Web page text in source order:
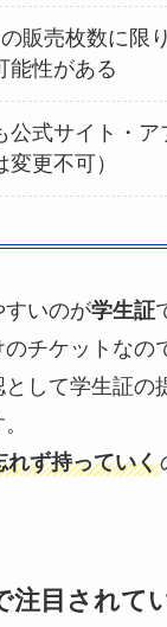
販売枚数に限
能性がある
公式サイト・ア
変更不可）
すいのが学生証
チケットなの
として学生証の
れず持っていく
注目されて